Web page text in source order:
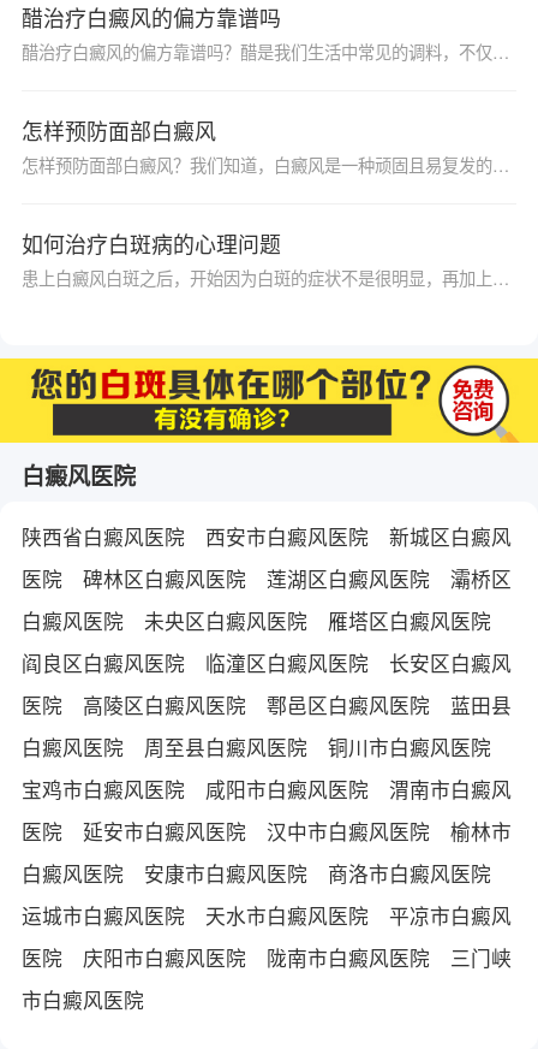
醋治疗白癜风的偏方靠谱吗
醋治疗白癜风的偏方靠谱吗？醋是我们生活中常见的调料，不仅具有强大的调味功能，还可以进行室内消毒的作用，那么你听说过醋可以治疗白癜风疾病吗？农村很多地方都知道白癜风偏方治疗都有提到用白醋，今天我们就来给大家聊聊，看这个事情是否靠谱呢？
怎样预防面部白癜风
怎样预防面部白癜风？我们知道，白癜风是一种顽固且易复发的色素皮肤病，其发生的部位并不固定，该病的出现严重影响患者的形象，让患者苦不堪言。但是由于初期并不是很明显，往往容易被人忽略。那么，怎样预防面部白癜风？下面请的专家为我们详细解答。
如何治疗白斑病的心理问题
患上白癜风白斑之后，开始因为白斑的症状不是很明显，再加上白斑的面积比较小，所以对自己不会造成很大的心理负担，但是随着很多因素的干扰，白斑有可能会出现扩散的现象，之后对于自己的心理影响就比较大了，有时候甚至会出现一些心理疾病，严重威胁到自己的健康。
白癜风医院
陕西省白癜风医院 西安市白癜风医院
新城区白癜风
医院
碑林区白癜风医院 莲湖区白癜风医院
灞桥区
白癜风医院
未央区白癜风医院
雁塔区白癜风医院
阎良区白癜风医院
临潼区白癜风医院
长安区白癜风
医院
高陵区白癜风医院 鄠邑区白癜风医院
蓝田县
白癜风医院
周至县白癜风医院
铜川市白癜风医院
宝鸡市白癜风医院
咸阳市白癜风医院
渭南市白癜风
医院
延安市白癜风医院 汉中市白癜风医院
榆林市
白癜风医院
安康市白癜风医院
商洛市白癜风医院
运城市白癜风医院
天水市白癜风医院
平凉市白癜风
医院
庆阳市白癜风医院 陇南市白癜风医院
三门峡
市白癜风医院